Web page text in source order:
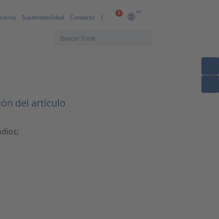
0 AR
Sustentabilidad Contacto
del artículo